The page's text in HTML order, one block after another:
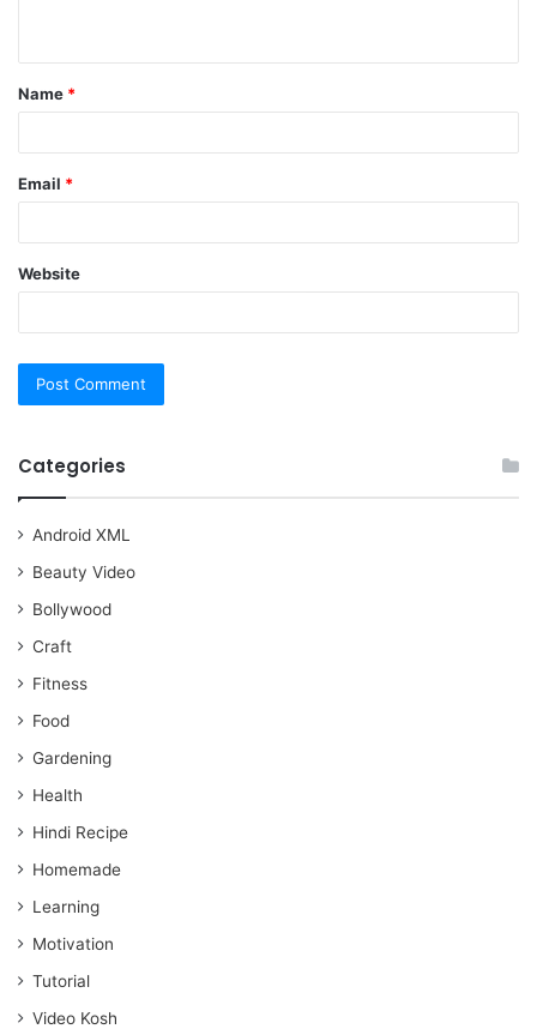
t
*
Name *
Email *
Website
Categories
Android XML
Beauty Video
Bollywood
Craft
Fitness
Food
Gardening
Health
Hindi Recipe
Homemade
Learning
Motivation
Tutorial
Video Kosh